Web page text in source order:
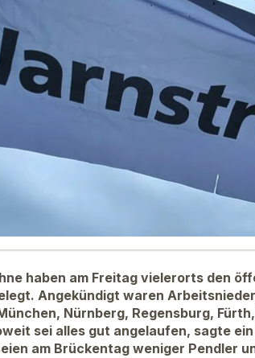
haben am Freitag vielerorts den
Angekündigt waren
Nürnberg, Regensburg,
sei alles gut angelaufen, sagte
am Brückentag weniger Pendler